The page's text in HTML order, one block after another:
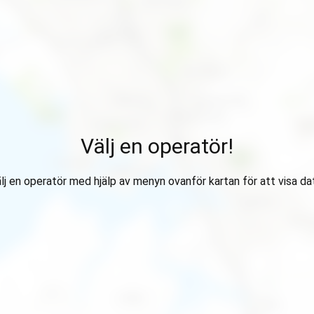
Välj en operatör!
en operatör med hjälp av menyn ovanför kartan för att visa